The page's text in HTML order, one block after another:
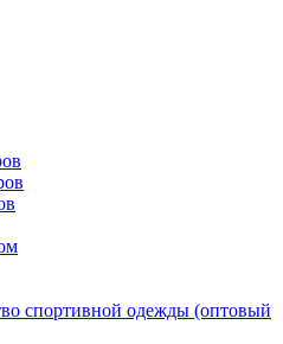
спортивной одежды (оптовый